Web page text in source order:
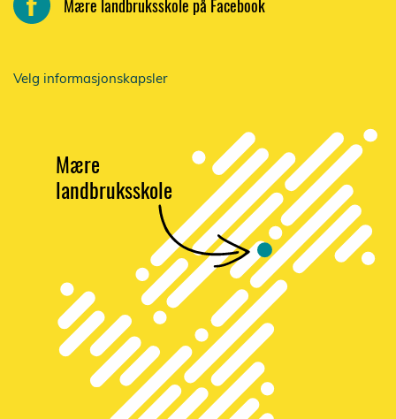
Mære landbruksskole på Facebook
Velg informasjonskapsler
Mære
landbruksskole